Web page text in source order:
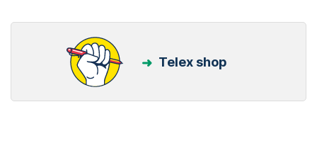
Telex shop